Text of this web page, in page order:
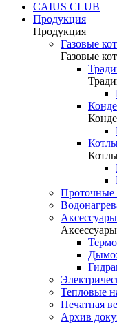
CAIUS CLUB
Продукция
Продукция
Газовые
Газовые
Проточные
Тепловые
Печатная
Архив